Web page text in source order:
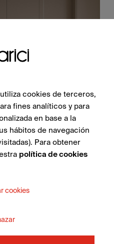
utiliza cookies de terceros,
fines analíticos y para
en base a la
hábitos de navegación
Para obtener
política de cookies
cookies